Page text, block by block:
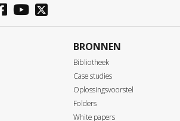
BRONNEN
Bibliotheek
Case studies
Oplossingsvoorstel
Folders
White papers